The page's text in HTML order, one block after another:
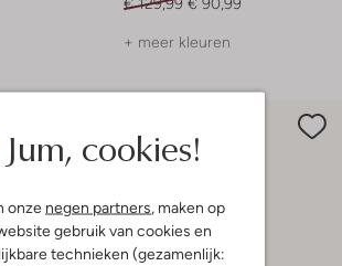
Jum, cookies!
onze negen partners , maken op
gebruik van cookies en
technieken (gezamenlijk:
+ meer kleuren